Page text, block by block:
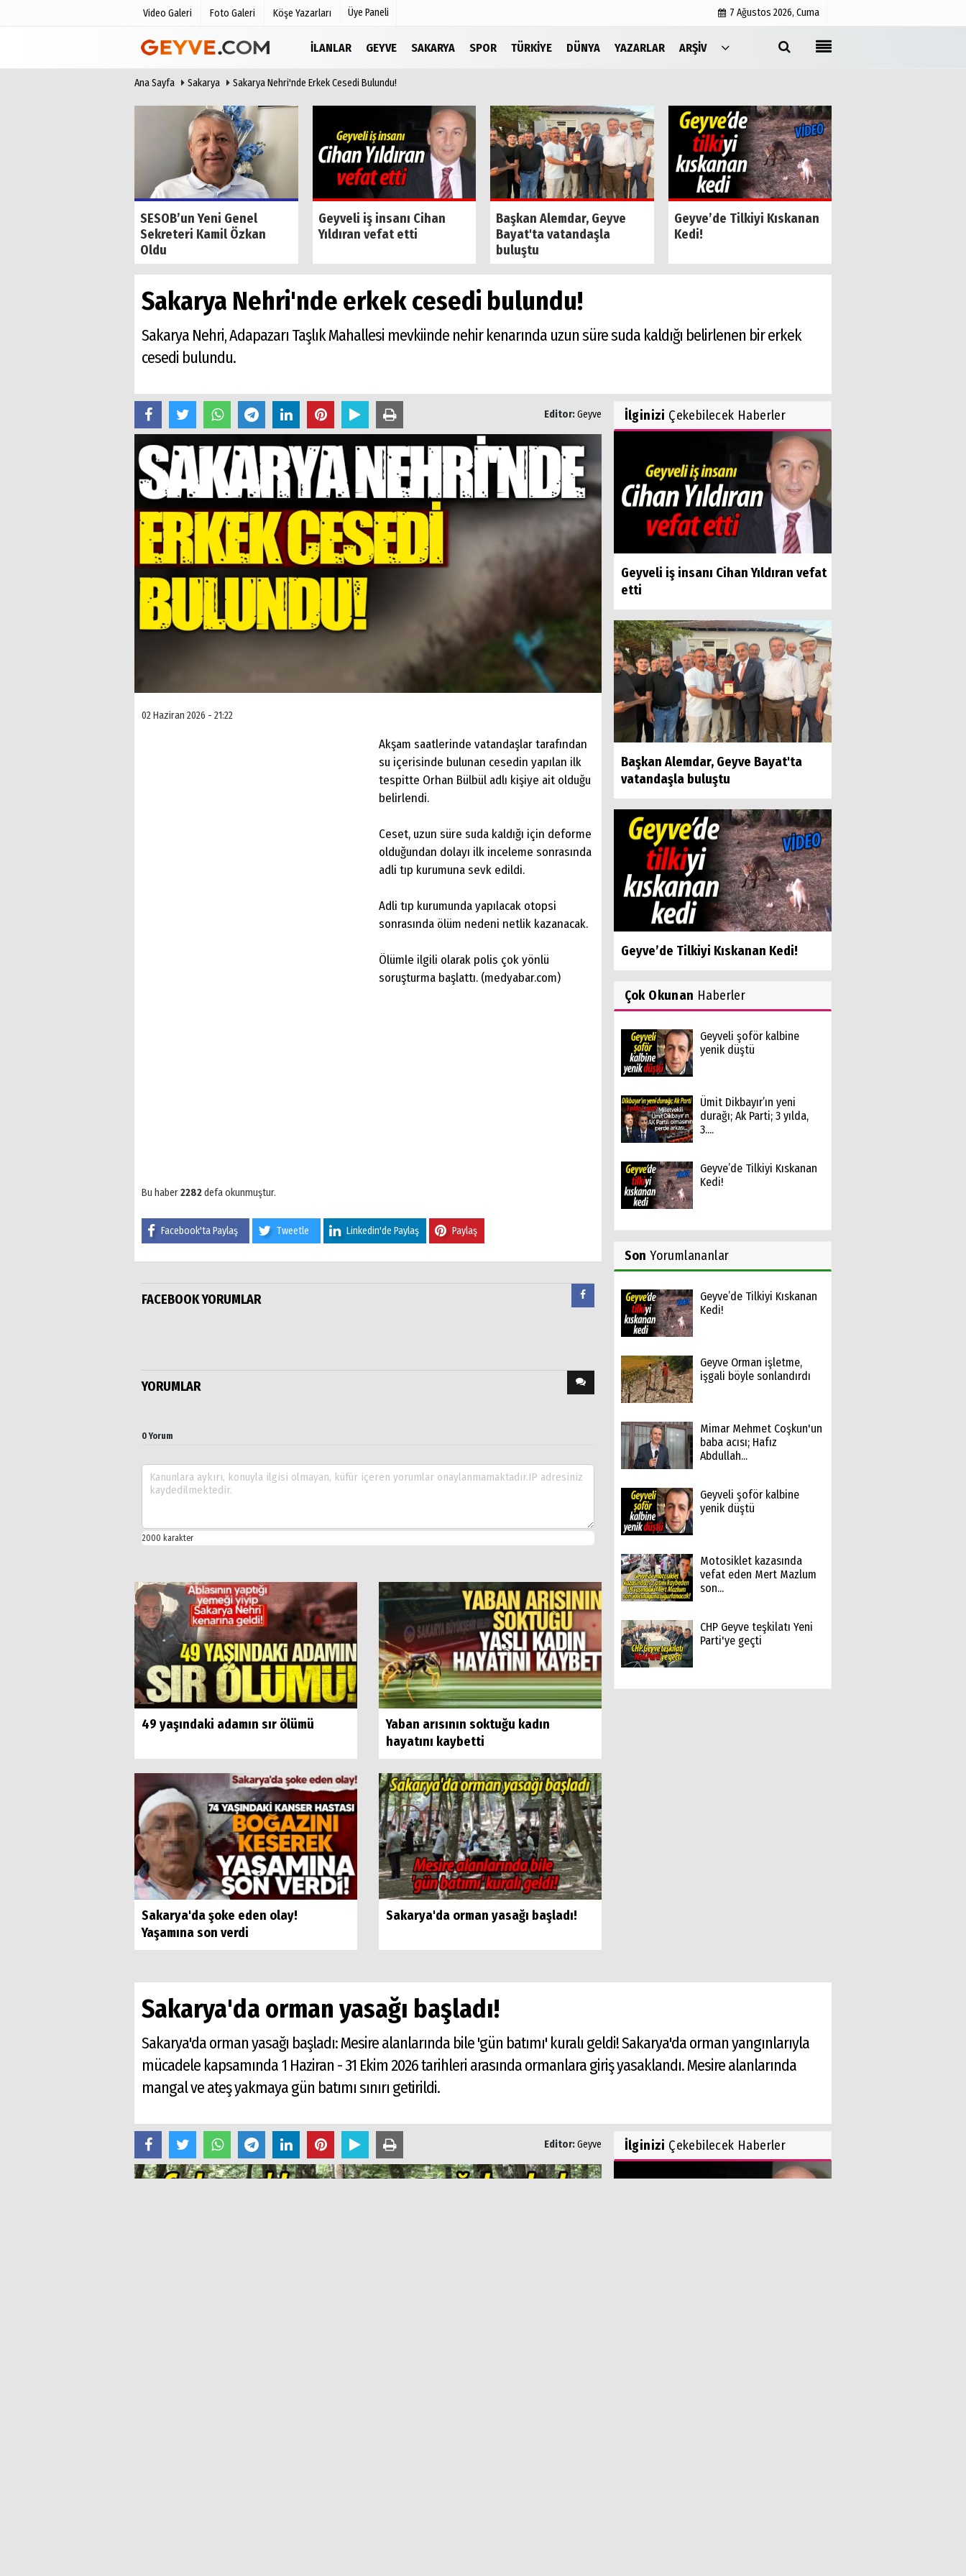
Video Galeri Foto Galeri Köşe Yazarları Üye Paneli 7 Ağustos 2026, Cuma
İLANLAR GEYVE SAKARYA SPOR TÜRKIYE DÜNYA YAZARLAR ARŞIV
Anketler
Biyografiler
Video Galeri
Foto Galeri
Etkinlikler
Medyabar.com
Künye
İletişim
Ana Sayfa Sakarya Sakarya Nehri'nde Erkek Cesedi Bulundu!
SESOB’un Yeni Genel
Sekreteri Kamil Özkan
Oldu
Geyveli iş insanı Cihan
Yıldıran vefat etti
Başkan Alemdar, Geyve
Bayat'ta vatandaşla
buluştu
Geyve’de Tilkiyi Kıskanan
Kedi!
Sakarya Nehri'nde erkek cesedi bulundu!
Sakarya Nehri, Adapazarı Taşlık Mahallesi mevkiinde nehir kenarında uzun süre suda kaldığı belirlenen bir erkek
cesedi bulundu.
Editor:Geyve
02 Haziran 2026 - 21:22
Akşam saatlerinde vatandaşlar tarafından
su içerisinde bulunan cesedin yapılan ilk
tespitte Orhan Bülbül adlı kişiye ait olduğu
belirlendi.
Ceset, uzun süre suda kaldığı için deforme
olduğundan dolayı ilk inceleme sonrasında
adli tıp kurumuna sevk edildi.
Adli tıp kurumunda yapılacak otopsi
sonrasında ölüm nedeni netlik kazanacak.
Ölümle ilgili olarak polis çok yönlü
soruşturma başlattı. (medyabar.com)
Bu haber2282defa okunmuştur.
Facebook'ta Paylaş Tweetle Linkedin'de Paylaş Paylaş
FACEBOOK YORUMLAR
YORUMLAR
0 Yorum
49 yaşındaki adamın sır ölümü
Yaban arısının soktuğu kadın
hayatını kaybetti
Sakarya'da şoke eden olay!
Yaşamına son verdi
Sakarya'da orman yasağı başladı!
İlginizi Çekebilecek Haberler
Geyveli iş insanı Cihan Yıldıran vefat
etti
Başkan Alemdar, Geyve Bayat'ta
vatandaşla buluştu
Geyve’de Tilkiyi Kıskanan Kedi!
Çok Okunan Haberler
Geyveli şoför kalbine
yenik düştü
Ümit Dikbayır’ın yeni
durağı; Ak Parti; 3 yılda,
3....
Geyve’de Tilkiyi Kıskanan
Kedi!
Son Yorumlananlar
Geyve’de Tilkiyi Kıskanan
Kedi!
Geyve Orman işletme,
işgali böyle sonlandırdı
Mimar Mehmet Coşkun'un
baba acısı; Hafız
Abdullah...
Geyveli şoför kalbine
yenik düştü
Motosiklet kazasında
vefat eden Mert Mazlum
son...
CHP Geyve teşkilatı Yeni
Parti'ye geçti
Sakarya'da orman yasağı başladı!
Sakarya'da orman yasağı başladı: Mesire alanlarında bile 'gün batımı' kuralı geldi! Sakarya'da orman yangınlarıyla
mücadele kapsamında 1 Haziran - 31 Ekim 2026 tarihleri arasında ormanlara giriş yasaklandı. Mesire alanlarında
mangal ve ateş yakmaya gün batımı sınırı getirildi.
Editor:Geyve İlginizi Çekebilecek Haberler